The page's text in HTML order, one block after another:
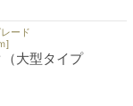
ード
]
大型タイプ